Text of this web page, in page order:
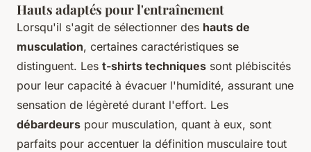
Hauts adaptés pour l'entraînement
Lorsqu'il s'agit de sélectionner des hauts de
musculation, certaines caractéristiques se
distinguent. Les t-shirts techniques sont plébiscités
pour leur capacité à évacuer l'humidité, assurant une
sensation de légèreté durant l'effort. Les
débardeurs pour musculation, quant à eux, sont
parfaits pour accentuer la définition musculaire tout